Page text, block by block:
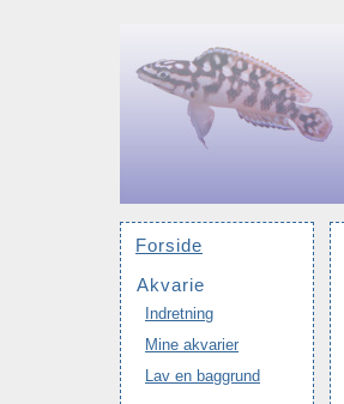
Forside
Akvarie
Indretning
Mine akvarier
Lav en baggrund